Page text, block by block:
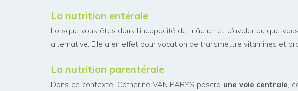
La nutrition entérale
Lorsque vous êtes dans l’incapacité de mâcher et d’avaler ou que
alternative. Elle a en effet pour vocation de transmettre vitamines et
La nutrition parentérale
Dans ce contexte, Catherine VAN PARYS posera une voie centrale,